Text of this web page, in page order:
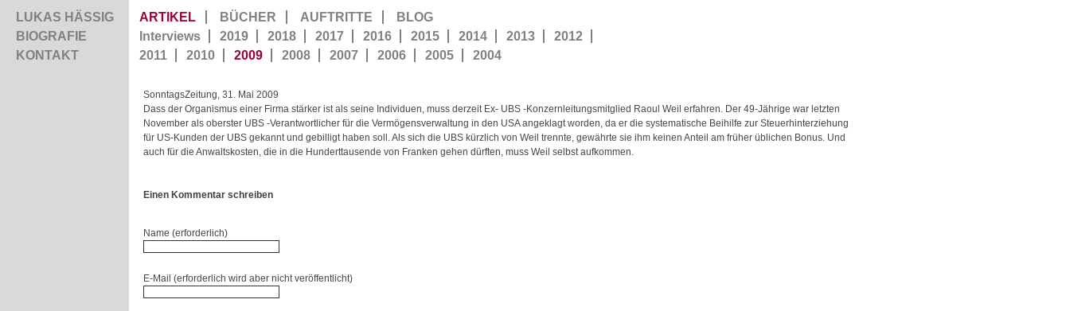
LUKAS HÄSSIG
BIOGRAFIE
KONTAKT
ARTIKEL BÜCHER AUFTRITTE
BLOG
Interviews
2019 2018 2017 2016 2015 2014 2013
2012
2011
2010 2009 2008 2007 2006 2005 2004
SonntagsZeitung, 31. Mai 2009
Dass der Organismus einer Firma stärker ist als seine Individuen, muss derzeit Ex- UBS -Konzernleitungsmitglied Raoul Weil erfahren. Der 49-Jährige war letzten
November als oberster UBS -Verantwortlicher für die Vermögensverwaltung in den USA angeklagt worden, da er die systematische Beihilfe zur Steuerhinterziehung
für US-Kunden der UBS gekannt und gebilligt haben soll. Als sich die UBS kürzlich von Weil trennte, gewährte sie ihm keinen Anteil am früher üblichen Bonus. Und
auch für die Anwaltskosten, die in die Hunderttausende von Franken gehen dürften, muss Weil selbst aufkommen.
Einen Kommentar schreiben
Name (erforderlich)
E-Mail (erforderlich wird aber nicht veröffentlicht)